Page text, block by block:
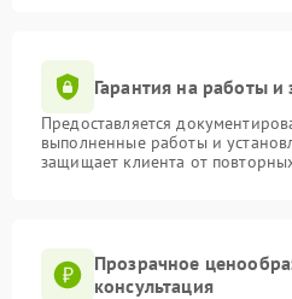
Гарантия на работы и
Предоставляется
выполненные работы и
защищает клиента от
Прозрачное
консультация